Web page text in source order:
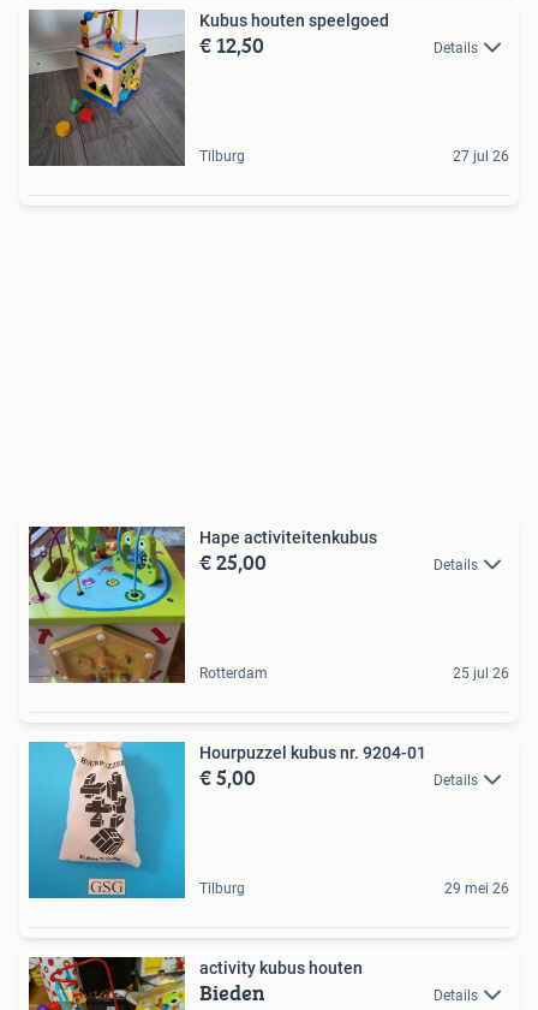
Kubus houten speelgoed
€ 12,50 Details
Tilburg 27 jul 26
Hape activiteitenkubus
€ 25,00 Details
Rotterdam 25 jul 26
Hourpuzzel kubus nr. 9204-01
€ 5,00 Details
Tilburg 29 mei 26
activity kubus houten
Bieden Details